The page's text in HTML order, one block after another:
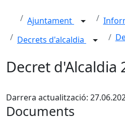
Ajuntament
Decrets d'alcaldia
Decret d'Alcaldia
Darrera actualització:
Documents